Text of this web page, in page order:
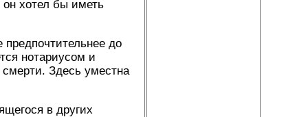
хотел бы иметь
до
нотариусом и
Здесь уместна
в других